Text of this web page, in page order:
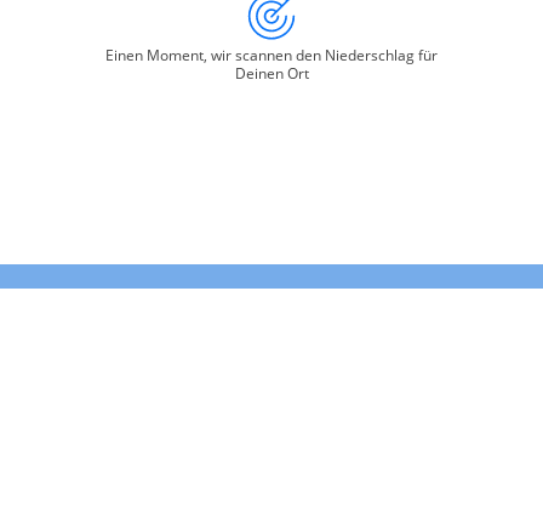
Einen Moment, wir scannen den Niederschlag für
Deinen Ort